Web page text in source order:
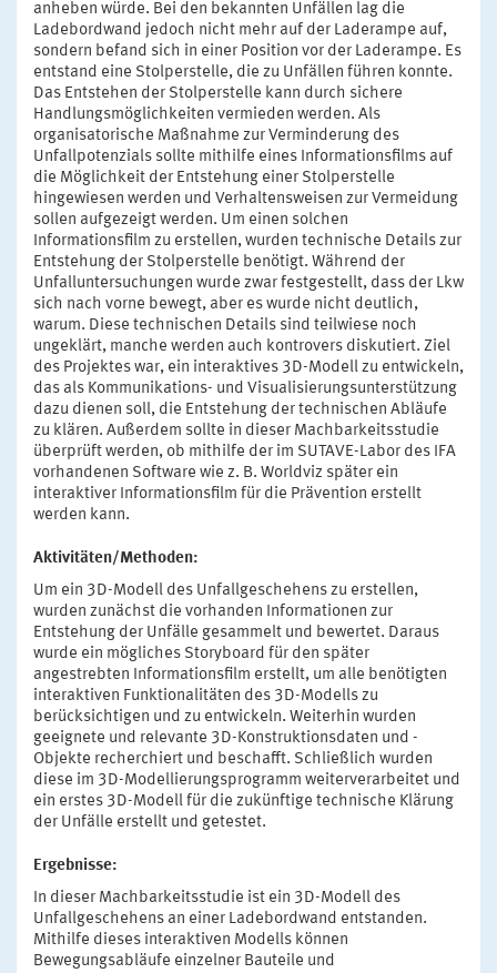
anheben würde. Bei den bekannten Unfällen lag die
Ladebordwand jedoch nicht mehr auf der Laderampe auf,
sondern befand sich in einer Position vor der Laderampe. Es
entstand eine Stolperstelle, die zu Unfällen führen konnte.
Das Entstehen der Stolperstelle kann durch sichere
Handlungsmöglichkeiten vermieden werden. Als
organisatorische Maßnahme zur Verminderung des
Unfallpotenzials sollte mithilfe eines Informationsfilms auf
die Möglichkeit der Entstehung einer Stolperstelle
hingewiesen werden und Verhaltensweisen zur Vermeidung
sollen aufgezeigt werden. Um einen solchen
Informationsfilm zu erstellen, wurden technische Details zur
Entstehung der Stolperstelle benötigt. Während der
Unfalluntersuchungen wurde zwar festgestellt, dass der Lkw
sich nach vorne bewegt, aber es wurde nicht deutlich,
warum. Diese technischen Details sind teilwiese noch
ungeklärt, manche werden auch kontrovers diskutiert. Ziel
des Projektes war, ein interaktives 3D-Modell zu entwickeln,
das als Kommunikations- und Visualisierungsunterstützung
dazu dienen soll, die Entstehung der technischen Abläufe
zu klären. Außerdem sollte in dieser Machbarkeitsstudie
überprüft werden, ob mithilfe der im SUTAVE-Labor des IFA
vorhandenen Software wie z. B. Worldviz später ein
interaktiver Informationsfilm für die Prävention erstellt
werden kann.
Aktivitäten/Methoden:
Um ein 3D-Modell des Unfallgeschehens zu erstellen,
wurden zunächst die vorhanden Informationen zur
Entstehung der Unfälle gesammelt und bewertet. Daraus
wurde ein mögliches Storyboard für den später
angestrebten Informationsfilm erstellt, um alle benötigten
interaktiven Funktionalitäten des 3D-Modells zu
berücksichtigen und zu entwickeln. Weiterhin wurden
geeignete und relevante 3D-Konstruktionsdaten und -
Objekte recherchiert und beschafft. Schließlich wurden
diese im 3D-Modellierungsprogramm weiterverarbeitet und
ein erstes 3D-Modell für die zukünftige technische Klärung
der Unfälle erstellt und getestet.
Ergebnisse:
In dieser Machbarkeitsstudie ist ein 3D-Modell des
Unfallgeschehens an einer Ladebordwand entstanden.
Mithilfe dieses interaktiven Modells können
Bewegungsabläufe einzelner Bauteile und